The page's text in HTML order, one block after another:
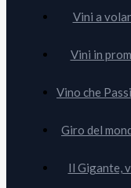
Vini a
Vini in
Vino che
Giro del
Il Gigante,